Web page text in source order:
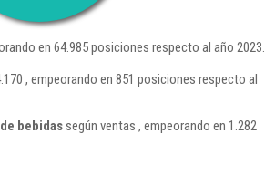
en 64.985 posiciones respecto al año 2023.
, empeorando en 851 posiciones respecto al
bebidassegún ventas , empeorando en 1.282